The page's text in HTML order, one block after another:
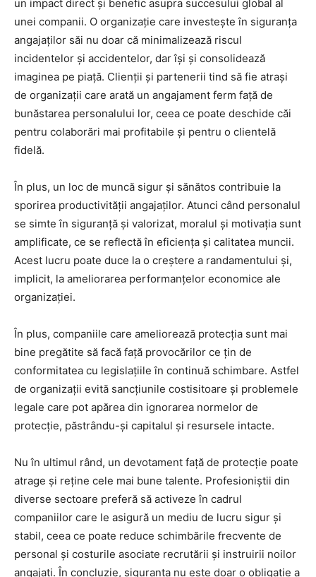
un impact direct și benefic asupra succesului global al
unei companii. O organizație care investește în siguranța
angajaților săi nu doar că minimalizează riscul
incidentelor și accidentelor, dar își și consolidează
imaginea pe piață. Clienții și partenerii tind să fie atrași
de organizații care arată un angajament ferm față de
bunăstarea personalului lor, ceea ce poate deschide căi
pentru colaborări mai profitabile și pentru o clientelă
fidelă.
În plus, un loc de muncă sigur și sănătos contribuie la
sporirea productivității angajaților. Atunci când personalul
se simte în siguranță și valorizat, moralul și motivația sunt
amplificate, ce se reflectă în eficiența și calitatea muncii.
Acest lucru poate duce la o creștere a randamentului și,
implicit, la ameliorarea performanțelor economice ale
organizației.
În plus, companiile care ameliorează protecția sunt mai
bine pregătite să facă față provocărilor ce țin de
conformitatea cu legislațiile în continuă schimbare. Astfel
de organizații evită sancțiunile costisitoare și problemele
legale care pot apărea din ignorarea normelor de
protecție, păstrându-și capitalul și resursele intacte.
Nu în ultimul rând, un devotament față de protecție poate
atrage și reține cele mai bune talente. Profesioniștii din
diverse sectoare preferă să activeze în cadrul
companiilor care le asigură un mediu de lucru sigur și
stabil, ceea ce poate reduce schimbările frecvente de
personal și costurile asociate recrutării și instruirii noilor
angajați. În concluzie, siguranța nu este doar o obligație a